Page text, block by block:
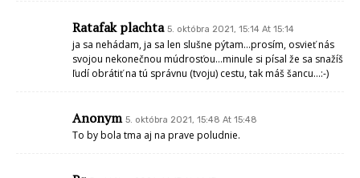
Ratafak plachta 5. októbra 2021, 15:14 At 15:14
ja sa nehádam, ja sa len slušne pýtam…prosím, osvieť nás
svojou nekonečnou múdrosťou…minule si písal že sa snažíš
ľudí obrátiť na tú správnu (tvoju) cestu, tak máš šancu…:-)
Anonym 5. októbra 2021, 15:48 At 15:48
To by bola tma aj na prave poludnie.